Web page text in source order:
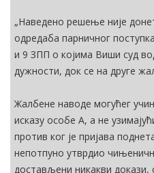
„Наведено решење није
одредаба парничног
и 9 ЗПП о којима Виши суд
дужности, док се на друге
Жалбене наводе могућег
исказу особе А, а не
против ког је пријава
непотпуно утврдио
достављени никакви докази,